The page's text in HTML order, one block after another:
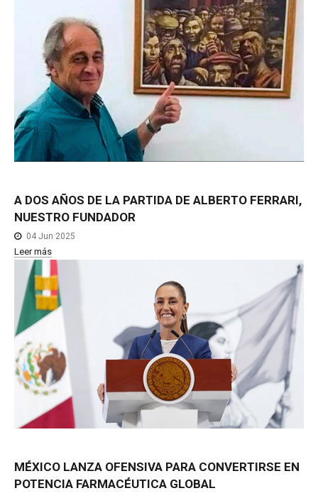
A DOS AÑOS DE LA PARTIDA DE ALBERTO FERRARI,
NUESTRO FUNDADOR
04 Jun 2025
Leer más
MÉXICO LANZA OFENSIVA PARA CONVERTIRSE EN
POTENCIA FARMACÉUTICA GLOBAL